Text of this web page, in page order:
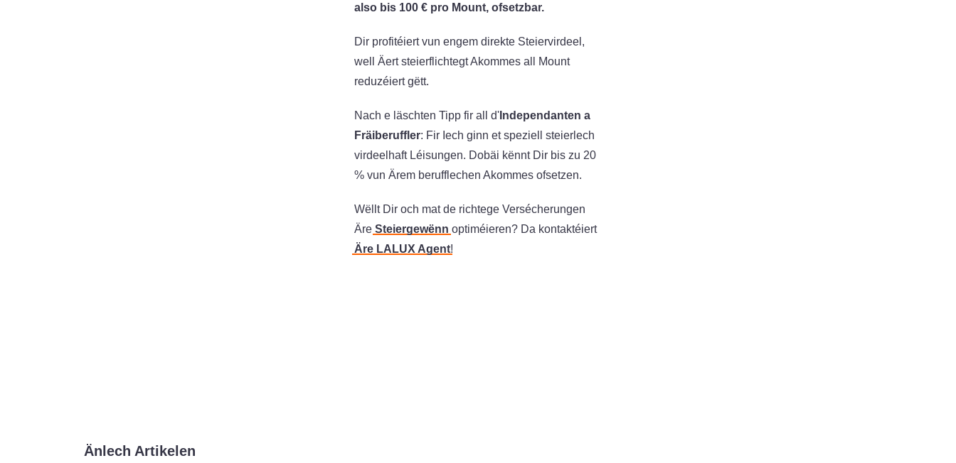
also bis 100 € pro Mount, ofsetzbar.
Dir profitéiert vun engem direkte Steiervirdeel,
well Äert steierflichtegt Akommes all Mount
reduzéiert gëtt.
Nach e läschten Tipp fir all d' Independanten a
Fräiberuffler: Fir Iech ginn et speziell steierlech
virdeelhaft Léisungen. Dobäi kënnt Dir bis zu 20
% vun Ärem berufflechen Akommes ofsetzen.
Wëllt Dir och mat de richtege Versécherungen
Äre Steiergewënn optiméieren? Da kontaktéiert
Äre LALUX Agent!
Änlech Artikelen